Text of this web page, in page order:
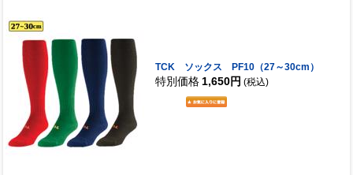
TCK ソックス PF10（27～30cm）
特別価格 1,650円 (税込)